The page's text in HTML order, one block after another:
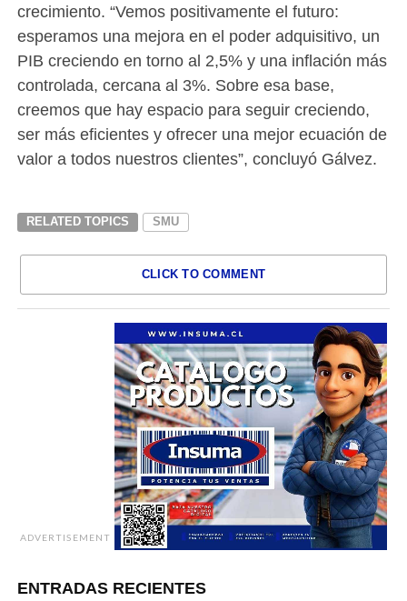
crecimiento. “Vemos positivamente el futuro:
esperamos una mejora en el poder adquisitivo, un
PIB creciendo en torno al 2,5% y una inflación más
controlada, cercana al 3%. Sobre esa base,
creemos que hay espacio para seguir creciendo,
ser más eficientes y ofrecer una mejor ecuación de
valor a todos nuestros clientes”, concluyó Gálvez.
RELATED TOPICS SMU
CLICK TO COMMENT
ADVERTISEMENT
ENTRADAS RECIENTES